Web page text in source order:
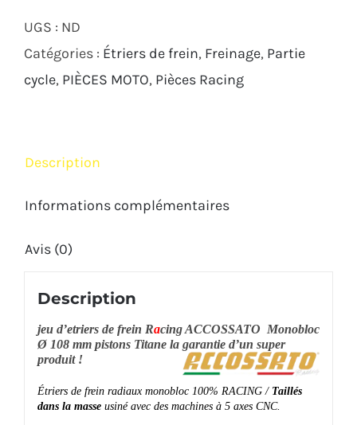
USINES
MASSE
Titane
Ø108
UGS : ND
Catégories : Étriers de frein Freinage Partie
cycle PIÈCES MOTO Pièces Racing
Description
Informations complémentaires
Avis (0)
Description
jeu d’etriers de frein Racing ACCOSSATO Monobloc
Ø 108 mm pistons Titane la garantie d’un super
produit !
Étriers de frein radiaux monobloc 100% RACING / Taillés
dans la masseusiné avec des machines à 5 axes CNC.